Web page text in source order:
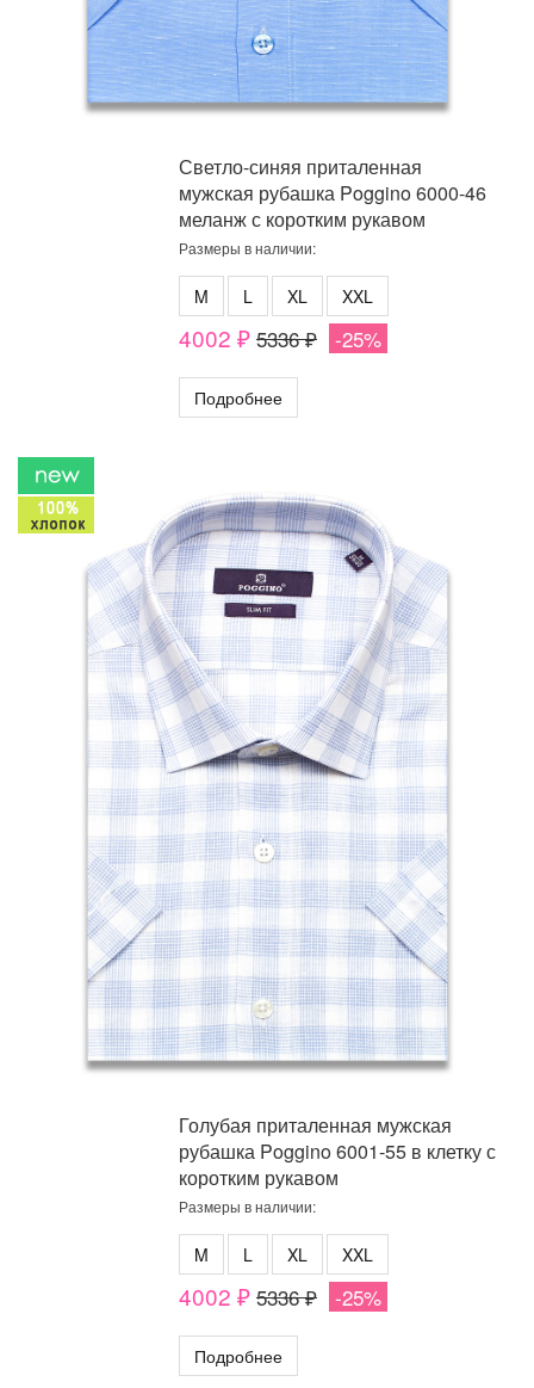
Светло-синяя приталенная
мужская рубашка Poggino 6000-46
меланж с коротким рукавом
Размеры в наличии:
M L XL XXL
4002 ₽ 5336 ₽ -25%
Подробнее
Голубая приталенная мужская
рубашка Poggino 6001-55 в клетку с
коротким рукавом
Размеры в наличии:
M L XL XXL
4002 ₽ 5336 ₽ -25%
Подробнее